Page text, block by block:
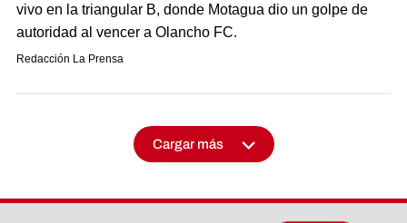
vivo en la triangular B, donde Motagua dio un golpe de
autoridad al vencer a Olancho FC.
Redacción La Prensa
Cargar más